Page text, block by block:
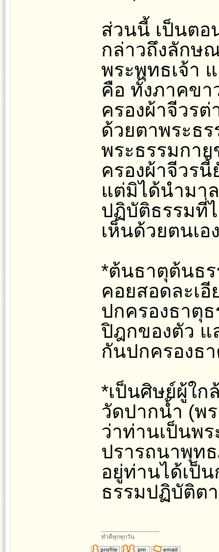
ส่วนนี้ เป็นตอ
กล่าวถึงลักษ
พระพุทธเจ้า
คือ ทั้งภาคขา
ครองผ้าจีวร
ด้วยตาพระธ
พระธรรมกา
ครองผ้าจีวร
แต่มิได้นำมา
ปฏิบัติธรรมที่
เห็นด้วยตนเอ
*ต้นธาตุต้นธ
คอยสอดละเ
ปกครองธาตุ
ปิฎกของตัว แ
กันปกครองธ
*เป็นศิษย์ผู้ใก
วัดปากน้ำ (พ
ว่าท่านเป็นพ
ปรารถนาพุท
อยู่ท่านได้เป็
ธรรมปฏิบัติต
ทำดีทุกทุกวัน